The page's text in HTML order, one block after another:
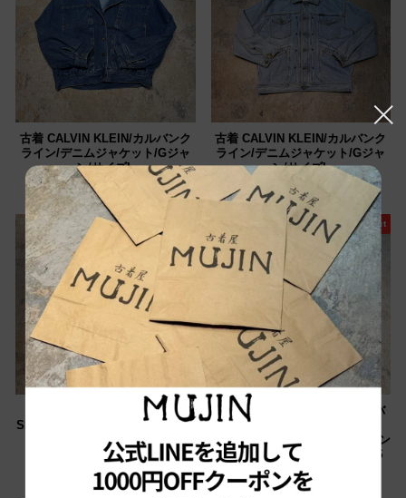
古着 CALVIN KLEIN/カルバンク
ライン/デニムジャケット/Gジャ
ン/サイズL
¥9,900
古着 CALVIN KLEIN/カルバンク
ライン/デニムジャケット/Gジャ
ン/サイズL
¥9,900
古着 USA製 CALVIN KLEIN
SPORT/カルバンクライン/デニム
ジャケット/Gジャン/サイズM
¥9,900
Sold out
#3173 古着 Calvin Klein/カルバ
ンクライン/front button
Shearling Jacket/フロントボタン
シアリングジャケット/サイズS
¥12,650